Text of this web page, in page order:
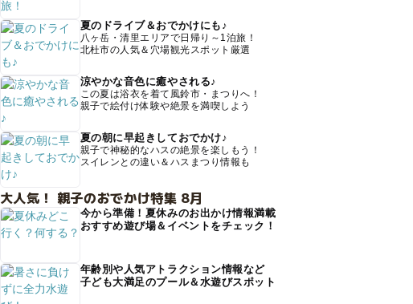
夏のドライブ＆おでかけにも♪
八ヶ岳・清里エリアで日帰り～1泊旅！
北杜市の人気＆穴場観光スポット厳選
涼やかな音色に癒やされる♪
この夏は浴衣を着て風鈴市・まつりへ！
親子で絵付け体験や絶景を満喫しよう
夏の朝に早起きしておでかけ♪
親子で神秘的なハスの絶景を楽しもう！
スイレンとの違い＆ハスまつり情報も
大人気！ 親子のおでかけ特集 8月
今から準備！夏休みのお出かけ情報満載
おすすめ遊び場＆イベントをチェック！
年齢別や人気アトラクション情報など
子ども大満足のプール＆水遊びスポット